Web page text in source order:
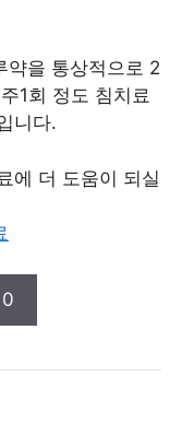
약을 통상적으로 2
1회 정도 침치료
니다.
에 더 도움이 되실
0